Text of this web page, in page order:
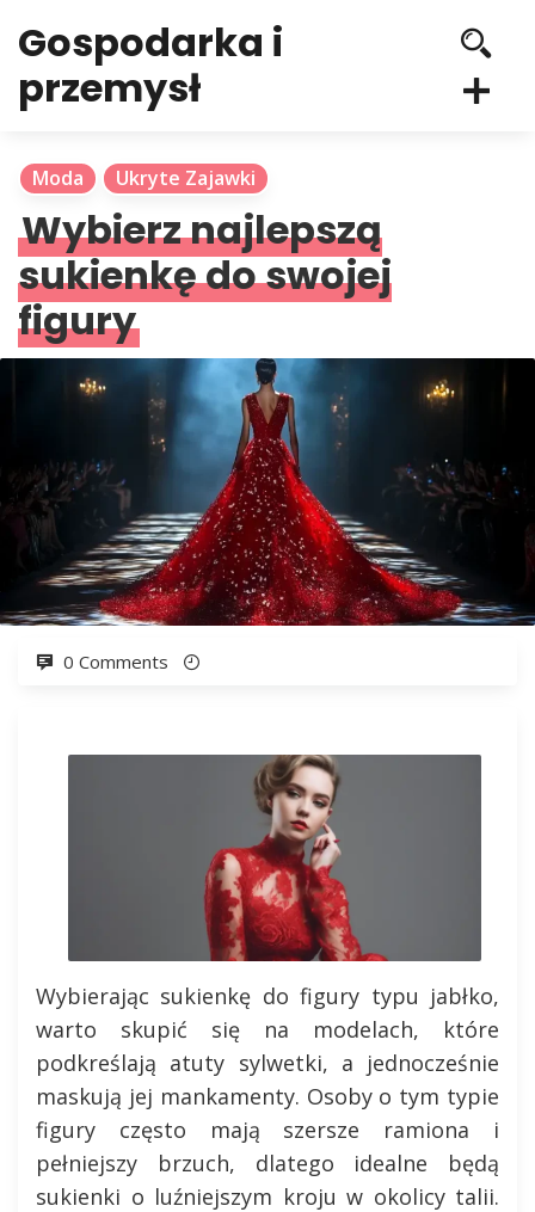
Gospodarka i
przemysł
Moda Ukryte Zajawki
Wybierz najlepszą
sukienkę do swojej
figury
0 Comments
Wybierając sukienkę do figury typu jabłko,
warto skupić się na modelach, które
podkreślają atuty sylwetki, a jednocześnie
maskują jej mankamenty. Osoby o tym typie
figury często mają szersze ramiona i
pełniejszy brzuch, dlatego idealne będą
sukienki o luźniejszym kroju w okolicy talii.